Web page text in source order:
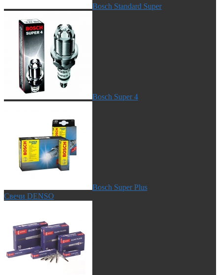
Bosch Standard Super
Bosch Super 4
Bosch Super Plus
Свечи DENSO